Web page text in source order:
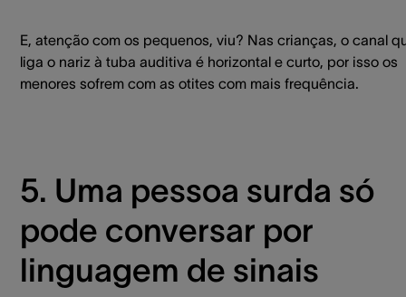
E, atenção com os pequenos, viu? Nas crianças, o canal
liga o nariz à tuba auditiva é horizontal e curto, por isso os
menores sofrem com as otites com mais frequência.
5. Uma pessoa surda só
pode conversar por
linguagem de sinais